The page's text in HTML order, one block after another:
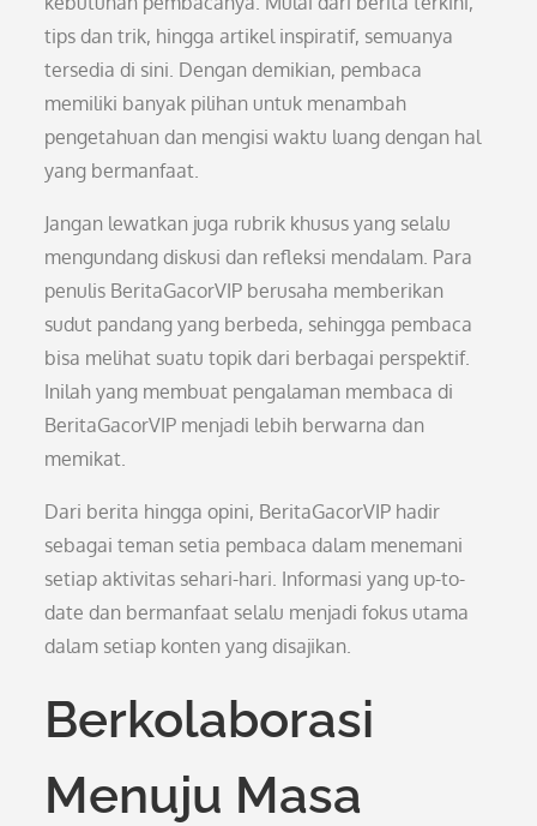
tips dan trik, hingga artikel inspiratif, semuanya
tersedia di sini. Dengan demikian, pembaca
memiliki banyak pilihan untuk menambah
pengetahuan dan mengisi waktu luang dengan hal
yang bermanfaat.
Jangan lewatkan juga rubrik khusus yang selalu
mengundang diskusi dan refleksi mendalam. Para
penulis BeritaGacorVIP berusaha memberikan
sudut pandang yang berbeda, sehingga pembaca
bisa melihat suatu topik dari berbagai perspektif.
Inilah yang membuat pengalaman membaca di
BeritaGacorVIP menjadi lebih berwarna dan
memikat.
Dari berita hingga opini, BeritaGacorVIP hadir
sebagai teman setia pembaca dalam menemani
setiap aktivitas sehari-hari. Informasi yang up-to-
date dan bermanfaat selalu menjadi fokus utama
dalam setiap konten yang disajikan.
Berkolaborasi
Menuju Masa